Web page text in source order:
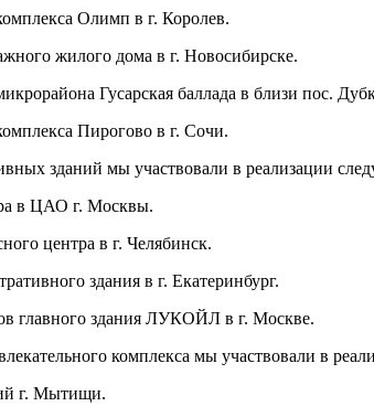
Олимп в г. Королев.
жилого дома в г. Новосибирске.
Гусарская баллада в близи пос.
Пирогово в г. Сочи.
зданий мы участвовали в реализации
в ЦАО г. Москвы.
центра в г. Челябинск.
здания в г. Екатеринбург.
главного здания ЛУКОЙЛ в г. Москве.
комплекса мы участвовали в
г. Мытищи.